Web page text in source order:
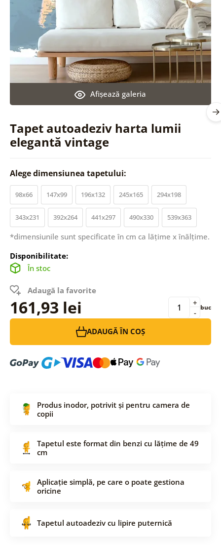
Tapet autoadeziv harta lumii
elegantă vintage
Afişează galeria
Alege dimensiunea tapetului:
98x66 147x99 196x132 245x165 294x198
343x231 392x264 441x297 490x330 539x363
*dimensiunile sunt specificate în cm ca lățime x înălțime.
Disponibilitate:
În stoc
Adaugă la favorite
161,93 lei -
+ buc
ADAUGĂ ÎN COȘ
Produs inodor, potrivit și pentru camera de
copii
Tapetul este format din benzi cu lățime de 49
cm
Aplicație simplă, pe care o poate gestiona
oricine
Tapetul autoadeziv cu lipire puternică